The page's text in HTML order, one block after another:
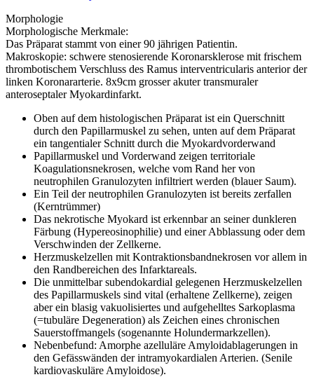
Morphologie
Morphologische Merkmale:
Das Präparat stammt von einer 90 jährigen Patientin.
Makroskopie: schwere stenosierende Koronarsklerose mit frischem
thrombotischem Verschluss des Ramus interventricularis anterior der
linken Koronararterie. 8x9cm grosser akuter transmuraler
anteroseptaler Myokardinfarkt.
Oben auf dem histologischen Präparat ist ein Querschnitt
durch den Papillarmuskel zu sehen, unten auf dem Präparat
ein tangentialer Schnitt durch die Myokardvorderwand
Papillarmuskel und Vorderwand zeigen territoriale
Koagulationsnekrosen, welche vom Rand her von
neutrophilen Granulozyten infiltriert werden (blauer Saum).
Ein Teil der neutrophilen Granulozyten ist bereits zerfallen
(Kerntrümmer)
Das nekrotische Myokard ist erkennbar an seiner dunkleren
Färbung (Hypereosinophilie) und einer Abblassung oder dem
Verschwinden der Zellkerne.
Herzmuskelzellen mit Kontraktionsbandnekrosen vor allem in
den Randbereichen des Infarktareals.
Die unmittelbar subendokardial gelegenen Herzmuskelzellen
des Papillarmuskels sind vital (erhaltene Zellkerne), zeigen
aber ein blasig vakuolisiertes und aufgehelltes Sarkoplasma
(=tubuläre Degeneration) als Zeichen eines chronischen
Sauerstoffmangels (sogenannte Holundermarkzellen).
Nebenbefund: Amorphe azelluläre Amyloidablagerungen in
den Gefässwänden der intramyokardialen Arterien. (Senile
kardiovaskuläre Amyloidose).